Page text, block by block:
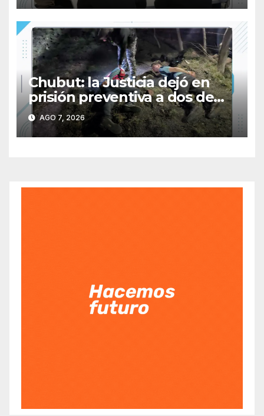
Chubut: la Justicia dejó en
prisión preventiva a dos de
los tres individuos
sorprendidos con un dron
mientras robaban ovinos
AGO 7, 2026